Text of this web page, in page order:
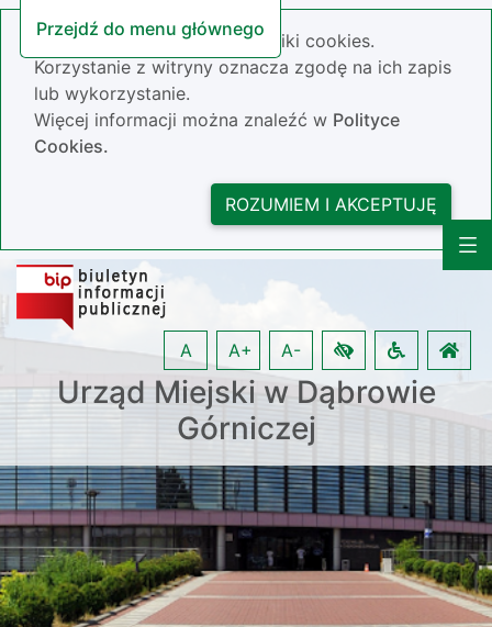
Przejdź do menu głównego
Nasza strona wykorzystuje pliki cookies.
Korzystanie z witryny oznacza zgodę na ich zapis
lub wykorzystanie.
Więcej informacji można znaleźć w Polityce
Cookies.
ROZUMIEM I AKCEPTUJĘ
Urząd Miejski w Dąbrowie
Górniczej
A A+ A-